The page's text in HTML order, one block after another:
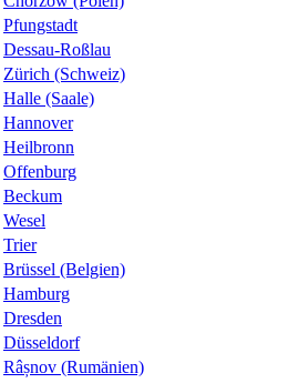
Pfungstadt
Dessau-Roßlau
Zürich (Schweiz)
Halle (Saale)
Hannover
Heilbronn
Offenburg
Beckum
Wesel
Trier
Brüssel (Belgien)
Hamburg
Dresden
Düsseldorf
Râșnov (Rumänien)